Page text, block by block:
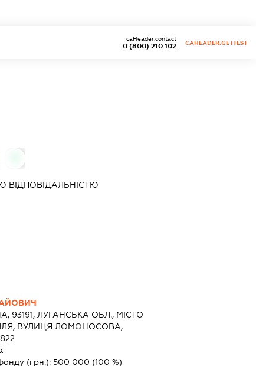
0 (800) 210 102
caHeader.contact
CAHEADER.GETTEST
93191, ЛУГАНСЬКА ОБЛ., МІСТО
ВУЛИЦЯ ЛОМОНОСОВА,
(грн.): 500 000 (100 %)